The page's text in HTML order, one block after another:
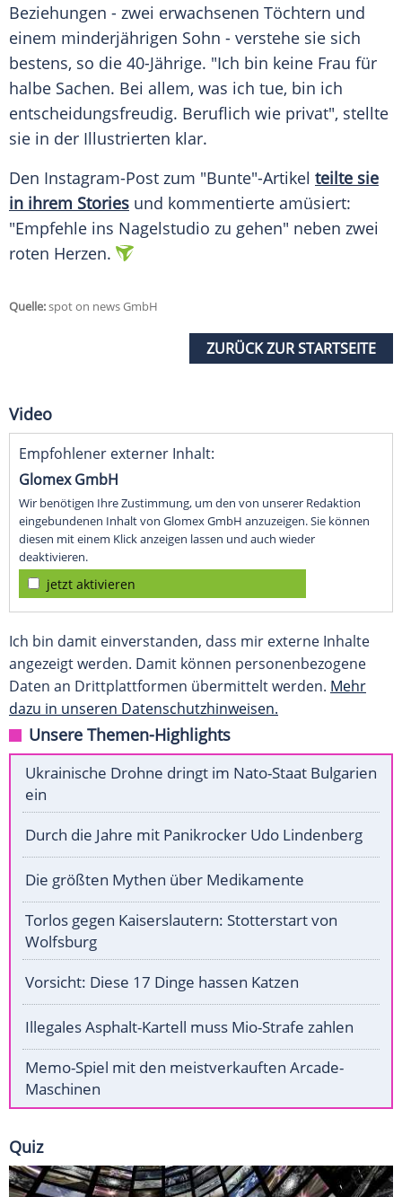
Beziehungen - zwei erwachsenen Töchtern und
einem minderjährigen Sohn - verstehe sie sich
bestens, so die 40-Jährige. "Ich bin keine Frau für
halbe Sachen. Bei allem, was ich tue, bin ich
entscheidungsfreudig. Beruflich wie privat", stellte
sie in der Illustrierten klar.
Den Instagram-Post zum "Bunte"-Artikel teilte sie
in ihrem Stories und kommentierte amüsiert:
"Empfehle ins Nagelstudio zu gehen" neben zwei
roten Herzen.
Quelle:spot on news GmbH
ZURÜCK ZUR STARTSEITE
Video
Empfohlener externer Inhalt:
Glomex GmbH
Wir benötigen Ihre Zustimmung, um den von unserer Redaktion
eingebundenen Inhalt von Glomex GmbH anzuzeigen. Sie können
diesen mit einem Klick anzeigen lassen und auch wieder
deaktivieren.
jetzt aktivieren
Ich bin damit einverstanden, dass mir externe Inhalte
angezeigt werden. Damit können personenbezogene
Daten an Drittplattformen übermittelt werden. Mehr
dazu in unseren Datenschutzhinweisen.
Unsere Themen-Highlights
Ukrainische Drohne dringt im Nato-Staat Bulgarien
ein
Durch die Jahre mit Panikrocker Udo Lindenberg
Die größten Mythen über Medikamente
Torlos gegen Kaiserslautern: Stotterstart von
Wolfsburg
Vorsicht: Diese 17 Dinge hassen Katzen
Illegales Asphalt-Kartell muss Mio-Strafe zahlen
Memo-Spiel mit den meistverkauften Arcade-
Maschinen
Quiz